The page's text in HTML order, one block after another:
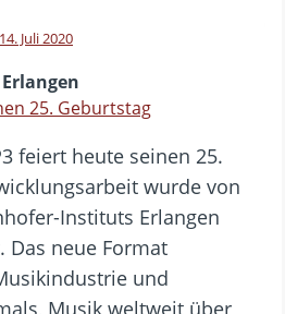
14. Juli 2020
25. Geburtstag
feiert heute seinen 25.
wurde von
Instituts Erlangen
Das neue Format
und
Musik weltweit über